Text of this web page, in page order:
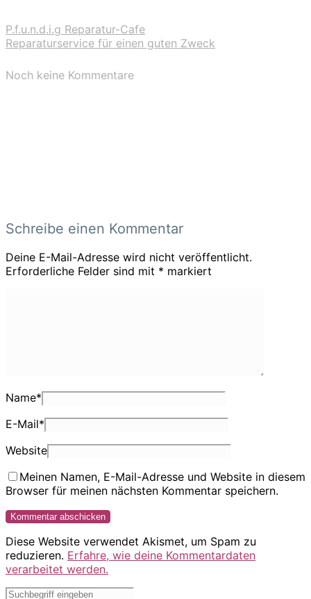
P.f.u.n.d.i.g Reparatur-Cafe
Reparaturservice für einen guten Zweck
Noch keine Kommentare
Schreibe einen Kommentar
Deine E-Mail-Adresse wird nicht veröffentlicht.
Erforderliche Felder sind mit * markiert
Name*
E-Mail*
Website
Meinen Namen, E-Mail-Adresse und Website in diesem
Browser für meinen nächsten Kommentar speichern.
Diese Website verwendet Akismet, um Spam zu
reduzieren. Erfahre, wie deine Kommentardaten
verarbeitet werden.